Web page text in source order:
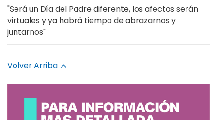
"Será un Día del Padre diferente, los afectos serán
virtuales y ya habrá tiempo de abrazarnos y
juntarnos"
Volver Arriba